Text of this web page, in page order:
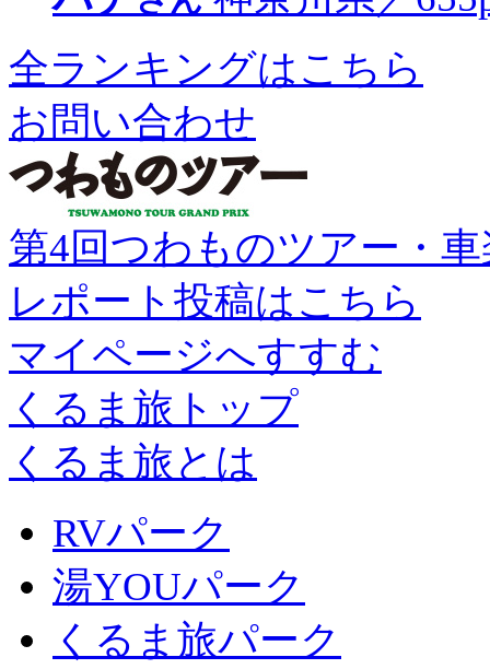
全ランキングはこちら
お問い合わせ
第4回つわものツアー・
レポート投稿はこちら
マイページへすすむ
くるま旅トップ
くるま旅とは
RVパーク
湯YOUパーク
くるま旅パーク